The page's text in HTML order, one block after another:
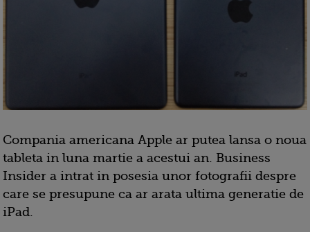
Compania americana Apple ar putea lansa o noua
tableta in luna martie a acestui an. Business
Insider a intrat in posesia unor fotografii despre
care se presupune ca ar arata ultima generatie de
iPad.